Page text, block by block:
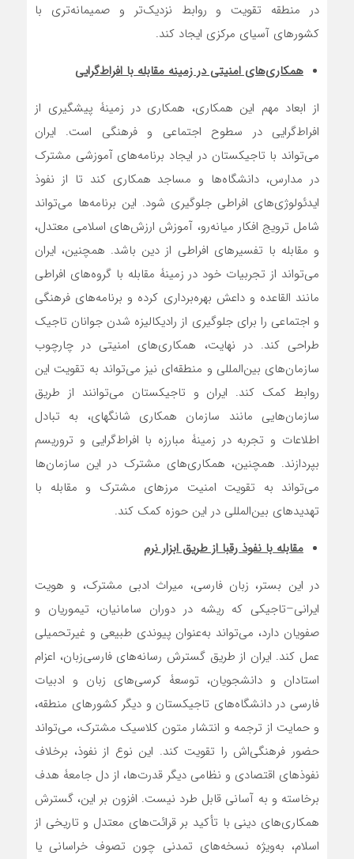
در منطقه تقویت و روابط نزدیک‌تر و صمیمانه‌تری با
کشورهای آسیای مرکزی ایجاد کند.
همکاری‌های امنیتی در زمینۀ مقابله با افراط‌گرایی
از ابعاد مهم این همکاری، همکاری در زمینۀ پیشگیری از
افراط‌گرایی در سطوح اجتماعی و فرهنگی است. ایران
می‌تواند با تاجیکستان در ایجاد برنامه‌های آموزشی مشترک
در مدارس، دانشگاه‌ها و مساجد همکاری کند تا از نفوذ
ایدئولوژی‌های افراطی جلوگیری شود. این برنامه‌ها می‌تواند
شامل ترویج افکار میانه‌رو، آموزش ارزش‌های اسلامی معتدل،
و مقابله با تفسیرهای افراطی از دین باشد. همچنین، ایران
می‌تواند از تجربیات خود در زمینۀ مقابله با گروه‌های افراطی
مانند القاعده و داعش بهره‌برداری کرده و برنامه‌های فرهنگی
و اجتماعی را برای جلوگیری از رادیکالیزه شدن جوانان تاجیک
طراحی کند. در نهایت، همکاری‌های امنیتی در چارچوب
سازمان‌های بین‌المللی و منطقه‌ای نیز می‌تواند به تقویت این
روابط کمک کند. ایران و تاجیکستان می‌توانند از طریق
سازمان‌هایی مانند سازمان همکاری شانگهای، به تبادل
اطلاعات و تجربه در زمینۀ مبارزه با افراط‌گرایی و تروریسم
بپردازند. همچنین، همکاری‌های مشترک در این سازمان‌ها
می‌تواند به تقویت امنیت مرزهای مشترک و مقابله با
تهدیدهای بین‌المللی در این حوزه کمک کند.
مقابله با نفوذ رقبا از طریق ابزار نرم
در این بستر، زبان فارسی، میراث ادبی مشترک، و هویت
ایرانی–تاجیکی که ریشه در دوران سامانیان، تیموریان و
صفویان دارد، می‌تواند به‌عنوان پیوندی طبیعی و غیرتحمیلی
عمل کند. ایران از طریق گسترش رسانه‌های فارسی‌زبان، اعزام
استادان و دانشجویان، توسعۀ کرسی‌های زبان و ادبیات
فارسی در دانشگاه‌های تاجیکستان و دیگر کشورهای منطقه،
و حمایت از ترجمه و انتشار متون کلاسیک مشترک، می‌تواند
حضور فرهنگی‌اش را تقویت کند. این نوع از نفوذ، برخلاف
نفوذهای اقتصادی و نظامی دیگر قدرت‌ها، از دل جامعۀ هدف
برخاسته و به آسانی قابل طرد نیست. افزون بر این، گسترش
همکاری‌های دینی با تأکید بر قرائت‌های معتدل و تاریخی از
اسلام، به‌ویژه نسخه‌های تمدنی چون تصوف خراسانی یا